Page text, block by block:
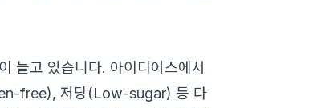
늘고 있습니다. 아이디어스에서
free), 저당(Low-sugar) 등 다